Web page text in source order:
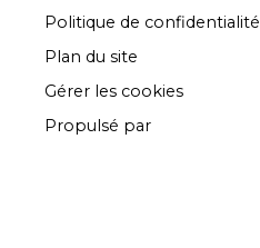
Politique de confidentialité
Plan du site
Gérer les cookies
Propulsé par